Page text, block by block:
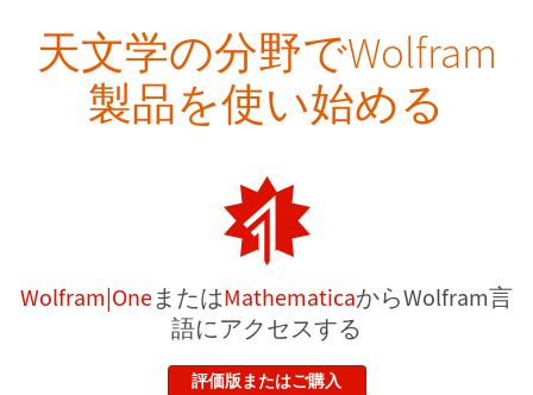
天文学の分野でWolfram
製品を使い始める
Wolfram|OneまたはMathematicaからWolfram言
語にアクセスする
評価版またはご購入